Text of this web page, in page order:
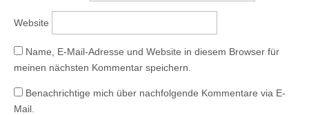
Website
Name, E-Mail-Adresse und Website in diesem Browser für
meinen nächsten Kommentar speichern.
Benachrichtige mich über nachfolgende Kommentare via E-
Mail.